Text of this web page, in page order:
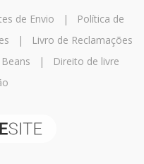
de Envio |
Política de
|
Livro de Reclamações
|
Direito de livre